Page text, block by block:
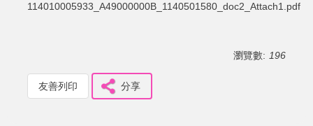
114010005933_A49000000B_1140501580_doc2_Attach1.pdf
瀏覽數: 196
友善列印 分享